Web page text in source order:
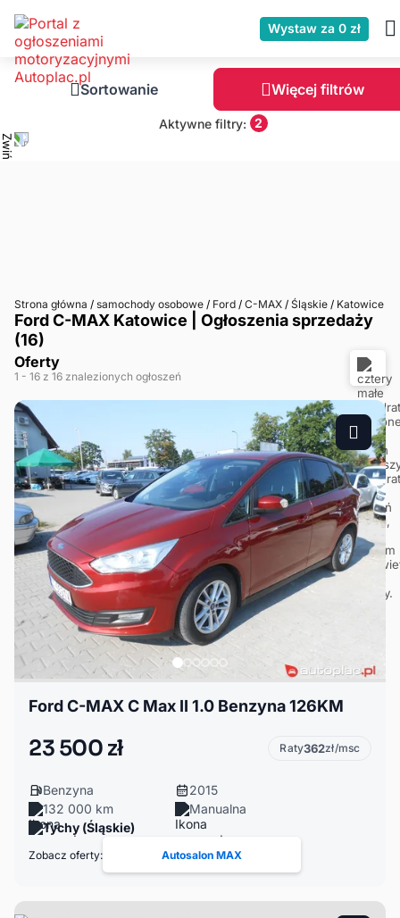
Wystaw za 0 zł
Sortowanie Więcej filtrów
Aktywne filtry: 2
Strona główna / samochody osobowe / Ford / C-MAX / Śląskie / Katowice
Ford C-MAX Katowice | Ogłoszenia sprzedaży
(16)
Oferty
1 - 16 z 16 znalezionych ogłoszeń
Ford C-MAX C Max II 1.0 Benzyna 126KM
23 500 zł Raty362zł/msc
Benzyna
2015
132 000 km
Manualna
Tychy (Śląskie)
Zobacz oferty: Autosalon MAX